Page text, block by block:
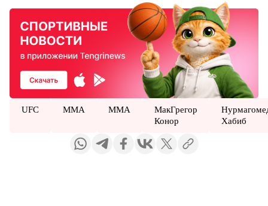
UFC MMA ММА
МакГрегор
Конор
Хабиб